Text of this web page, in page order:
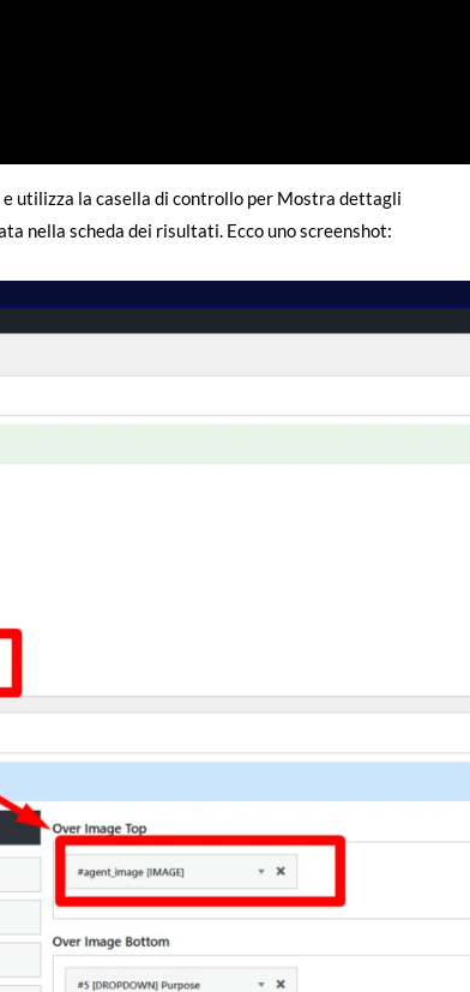
utilizza la casella di controllo per Mostra dettagli
nella scheda dei risultati. Ecco uno screenshot: